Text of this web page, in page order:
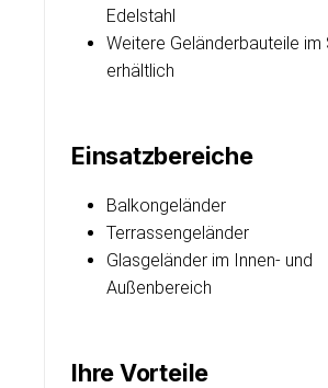
Edelstahl
Weitere Geländerbauteile im
erhältlich
Einsatzbereiche
Balkongeländer
Terrassengeländer
Glasgeländer im Innen- und
Außenbereich
Ihre Vorteile